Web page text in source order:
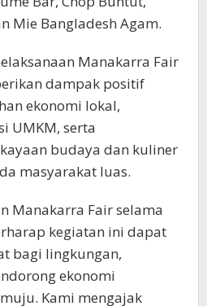
Mie Bangladesh Agam.
Manakarra Fair
dampak positif
ekonomi lokal,
UMKM, serta
budaya dan kuliner
masyarakat luas.
Manakarra Fair selama
kegiatan ini dapat
bagi lingkungan,
ekonomi
Kami mengajak